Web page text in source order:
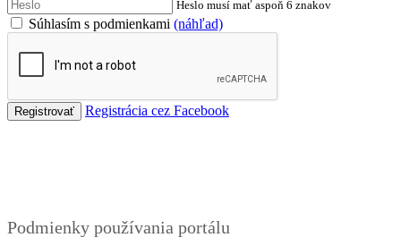
Heslo musí mať aspoň 6 znakov
Súhlasím s podmienkami (náhľad)
Registrácia cez Facebook
Podmienky používania portálu